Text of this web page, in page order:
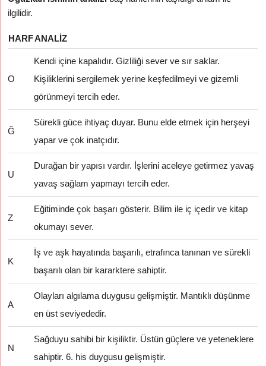
ilgilidir.
HARFANALIZ
O
Kendi içine kapalıdır. Gizliliği sever ve sır saklar.
Kişiliklerini sergilemek yerine keşfedilmeyi ve gizemli
görünmeyi tercih eder.
Ğ
Sürekli güce ihtiyaç duyar. Bunu elde etmek için herşeyi
yapar ve çok inatçıdır.
U
Durağan bir yapısı vardır. İşlerini aceleye getirmez yavaş
yavaş sağlam yapmayı tercih eder.
Z
Eğitiminde çok başarı gösterir. Bilim ile iç içedir ve kitap
okumayı sever.
K
İş ve aşk hayatında başarılı, etrafınca tanınan ve sürekli
başarılı olan bir kararktere sahiptir.
A
Olayları algılama duygusu gelişmiştir. Mantıklı düşünme
en üst seviyededir.
N
Sağduyu sahibi bir kişiliktir. Üstün güçlere ve yeteneklere
sahiptir. 6. his duygusu gelişmiştir.